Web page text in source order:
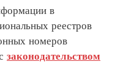
в
реестров
номеров
законодательством